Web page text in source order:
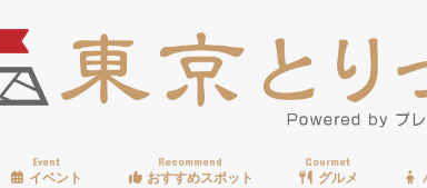
Event
イベント
Recommend
おすすめスポット
Gourmet
グルメ